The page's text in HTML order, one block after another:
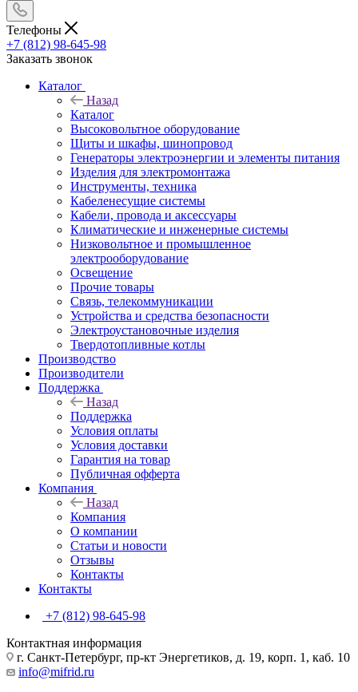
Телефоны
+7 (812) 98-645-98
Заказать звонок
Каталог
Назад
Каталог
Высоковольтное оборудование
Щиты и шкафы, шинопровод
Генераторы электроэнергии и элементы питания
Изделия для электромонтажа
Инструменты, техника
Кабеленесущие системы
Кабели, провода и аксессуары
Климатические и инженерные системы
Низковольтное и промышленное
электрооборудование
Освещение
Прочие товары
Связь, телекоммуникации
Устройства и средства безопасности
Электроустановочные изделия
Твердотопливные котлы
Производство
Производители
Поддержка
Назад
Поддержка
Условия оплаты
Условия доставки
Гарантия на товар
Публичная офферта
Компания
Назад
Компания
О компании
Статьи и новости
Отзывы
Контакты
Контакты
+7 (812) 98-645-98
Контактная информация
г. Санкт-Петербург, пр-кт Энергетиков, д. 19, корп. 1, каб. 10
info@mifrid.ru